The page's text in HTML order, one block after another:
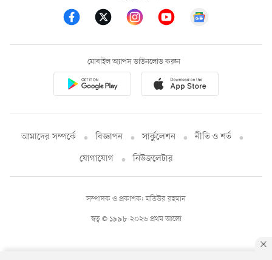
মোবাইল অ্যাপস ডাউনলোড করুন
আমাদের সম্পর্কে বিজ্ঞাপন সার্কুলেশন
নীতি ও শর্ত
যোগাযোগ
নিউজলেটার
স্বত্ব © ১৯৯৮-২০২৬ প্রথম আলো
সম্পাদক ও প্রকাশক: মতিউর রহমান